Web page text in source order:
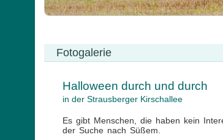
Fotogalerie
Halloween durch und durch
in der Strausberger Kirschallee
Es gibt Menschen, die haben kein
der Suche nach Süßem.